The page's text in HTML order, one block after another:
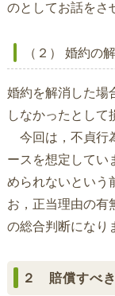
のとしてお話をさ
（２） 婚約の
婚約を解消した場
しなかったとして
今回は，不貞行
ースを想定してい
められないという
お，正当理由の有
の総合判断になり
２ 賠償すべ